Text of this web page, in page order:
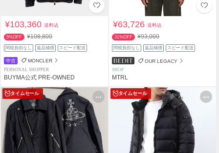
¥103,360送料込
5%OFF ¥108,800
関税負担なし 返品補償 スピード配送
中古 MONCLER
PERSONAL SHOPPER
BUYMA公式 PRE-OWNED
¥63,726送料込
31%OFF ¥93,000
関税負担なし 返品補償 スピード配送
OUR LEGACY
SHOP
MTRL
タイムセール タイムセール